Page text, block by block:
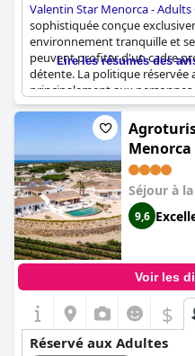
Valentin Star Menorca - Adults
sophistiquée conçue
environnement tranquille et
peuvent profiter d'un cadre
détente. La politique réservée
principalement aux personnes
garantissant ainsi une
particulier mis sur le fait
était une priorité absolue
contribuant de manière
positives. Ce concept unique
agréable, loin de l'agitation
idéal pour ceux qui
sans enfants.
Lire les résumés des
Séjour à
9,6
Voir les
$
Réservé aux Adultes